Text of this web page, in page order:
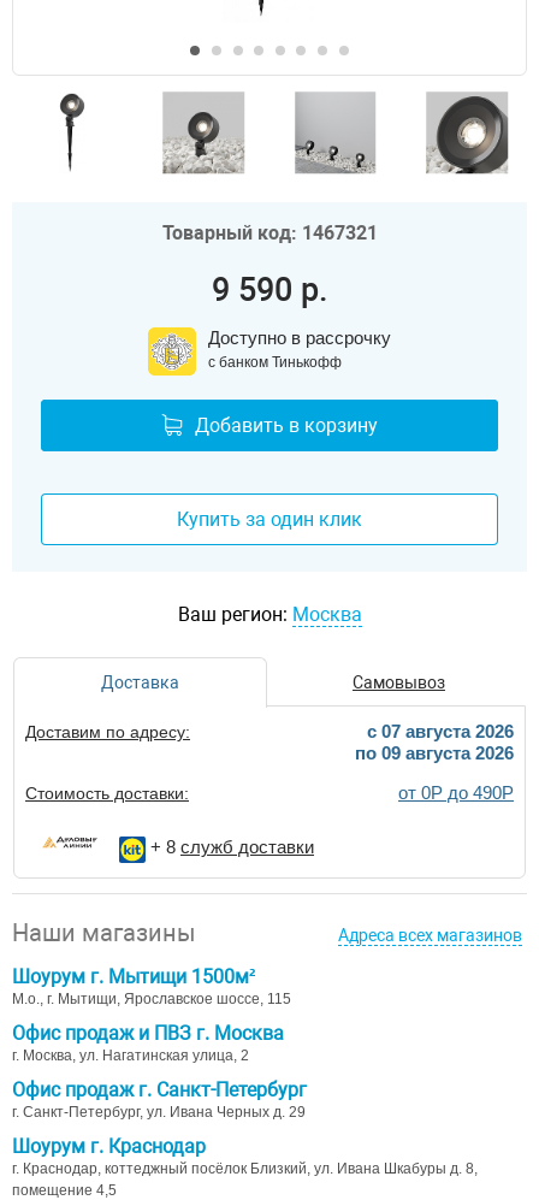
Товарный код: 1467321
9 590 р.
Доступно в рассрочку
с банком Тинькофф
Добавить в корзину
Купить за один клик
Ваш регион: Москва
Доставка Самовывоз
Доставим по адресу:
c 07 августа 2026
по 09 августа 2026
Стоимость доставки: от 0Р до 490Р
+ 8 служб доставки
Наши магазины Адреса всех магазинов
Шоурум г. Мытищи 1500м²
М.о., г. Мытищи, Ярославское шоссе, 115
Офис продаж и ПВЗ г. Москва
г. Москва, ул. Нагатинская улица, 2
Офис продаж г. Санкт-Петербург
г. Санкт-Петербург, ул. Ивана Черных д. 29
Шоурум г. Краснодар
г. Краснодар, коттеджный посёлок Близкий, ул. Ивана Шкабуры д. 8,
помещение 4,5